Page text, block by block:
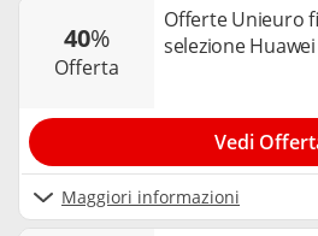
40%
offerta
Offerte Unieuro
selezione Huawei
Maggiori informazioni
Vedi